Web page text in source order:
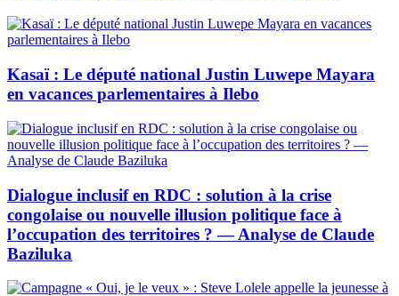
Kasaï : Le député national Justin Luwepe Mayara
en vacances parlementaires à Ilebo
Dialogue inclusif en RDC : solution à la crise
congolaise ou nouvelle illusion politique face à
l’occupation des territoires ? — Analyse de Claude
Baziluka